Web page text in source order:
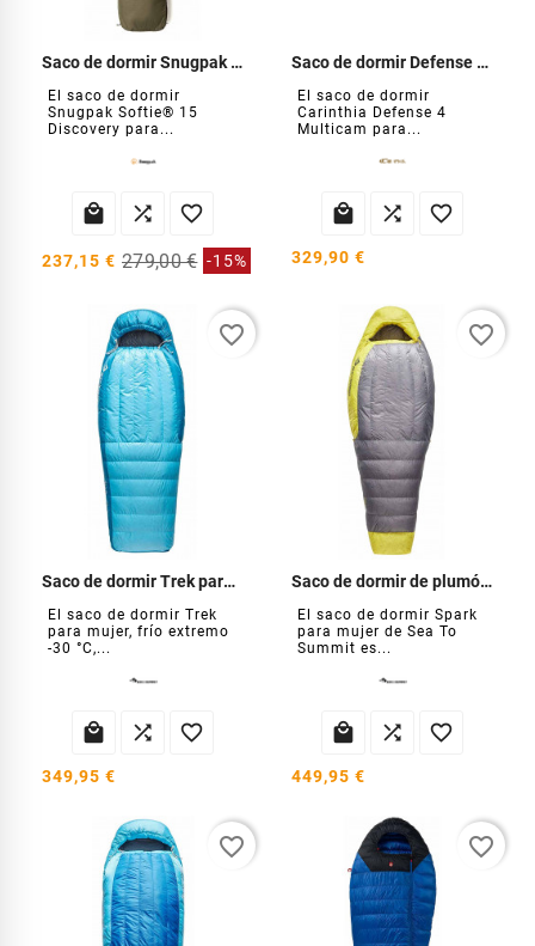
Saco de dormir Snugpak Softie 15 Discovery
El saco de dormir
Snugpak Softie® 15
Discovery para...
  
237,15 € 279,00 € -15%
Saco de dormir Defense 4 Multicam para frío extremo
El saco de dormir
Carinthia Defense 4
Multicam para...
  
329,90 €
Saco de dormir Trek para mujer, frío extremo -30 °C
El saco de dormir Trek
para mujer, frío extremo
-30 °C,...
  
349,95 €
favorite_border
Saco de dormir de plumón Spark para mujer
El saco de dormir Spark
para mujer de Sea To
Summit es...
  
449,95 €
favorite_border
favorite_border favorite_border